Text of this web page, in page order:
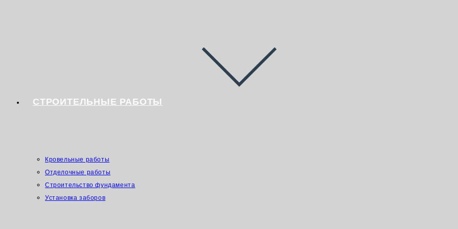
СТРОИТЕЛЬНЫЕ РАБОТЫ
Кровельные работы
Отделочные работы
Строительство фундамента
Установка заборов